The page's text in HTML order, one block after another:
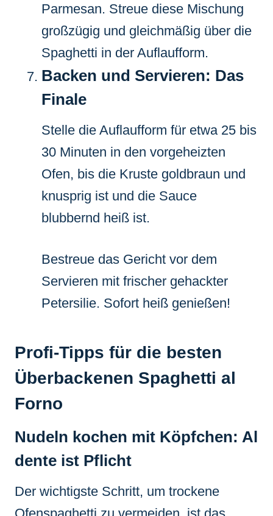
Parmesan. Streue diese Mischung
großzügig und gleichmäßig über die
Spaghetti in der Auflaufform.
Backen und Servieren: Das
Finale
Stelle die Auflaufform für etwa 25 bis
30 Minuten in den vorgeheizten
Ofen, bis die Kruste goldbraun und
knusprig ist und die Sauce
blubbernd heiß ist.
Bestreue das Gericht vor dem
Servieren mit frischer gehackter
Petersilie. Sofort heiß genießen!
Profi-Tipps für die besten
Überbackenen Spaghetti al
Forno
Nudeln kochen mit Köpfchen: Al
dente ist Pflicht
Der wichtigste Schritt, um trockene